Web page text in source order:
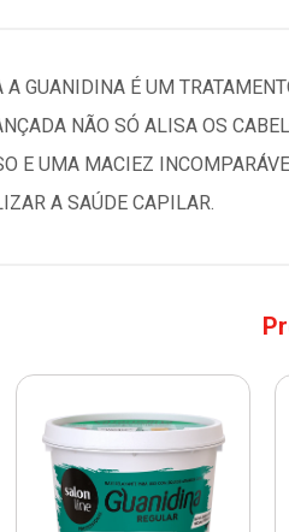
GUANIDINA É UM
NÃO SÓ ALISA OS
E UMA MACIEZ
A SAÚDE CAPILAR.